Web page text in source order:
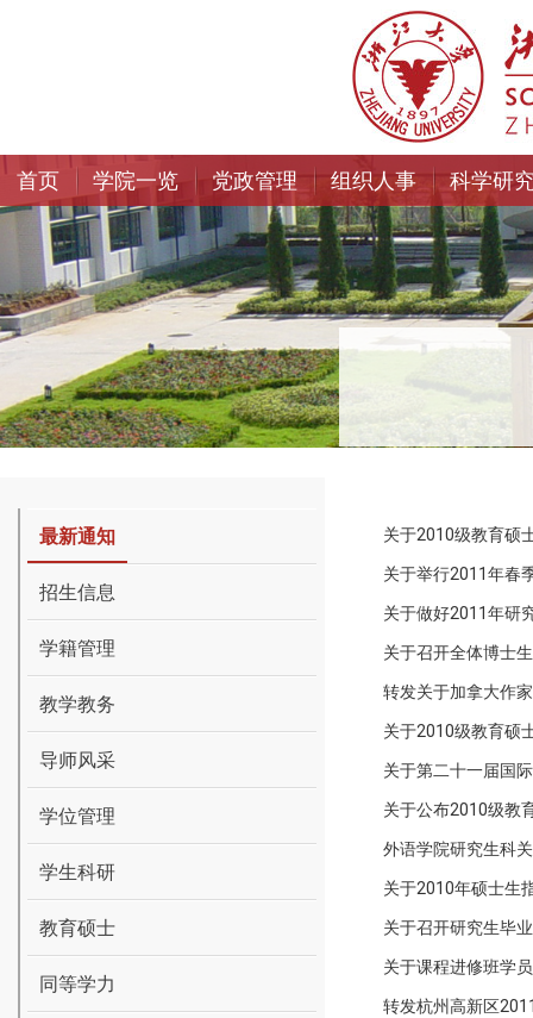
首页 学院一览 党政管理 组织人事 科学研
最新通知
招生信息
学籍管理
教学教务
导师风采
学位管理
学生科研
教育硕士
同等学力
关于2010级教育硕
关于举行2011年春
关于做好2011年研
关于召开全体博士
转发关于加拿大作
关于2010级教育硕
关于第二十一届国
关于公布2010级教
外语学院研究生科
关于2010年硕士生
关于召开研究生毕
关于课程进修班学
转发杭州高新区